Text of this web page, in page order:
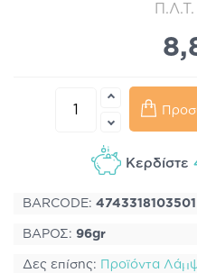
Π.Λ.Τ.
Κερδίστε
BARCODE: 4743318103501
ΒΑΡΟΣ: 96gr
Δες επίσης: Προϊόντα